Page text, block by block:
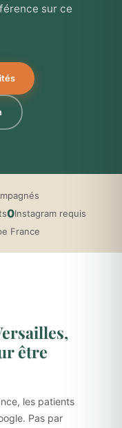
sur ce
0Instagram requis
France
être
les patients
Pas par